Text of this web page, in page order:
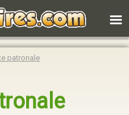
patronale